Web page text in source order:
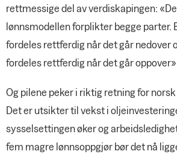
rettmessige del av verdiskapingen:
lønnsmodellen forplikter begge parter.
fordeles rettferdig når det går nedover
fordeles rettferdig når det går
Og pilene peker i riktig retning for
Det er utsikter til vekst i
sysselsettingen øker og
fem magre lønnsoppgjør bør det nå